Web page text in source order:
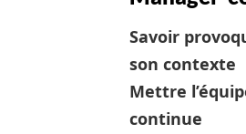
Savoir
son contexte
Mettre
continue